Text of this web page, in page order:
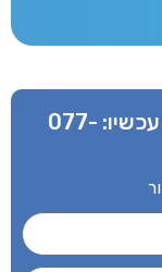
077-